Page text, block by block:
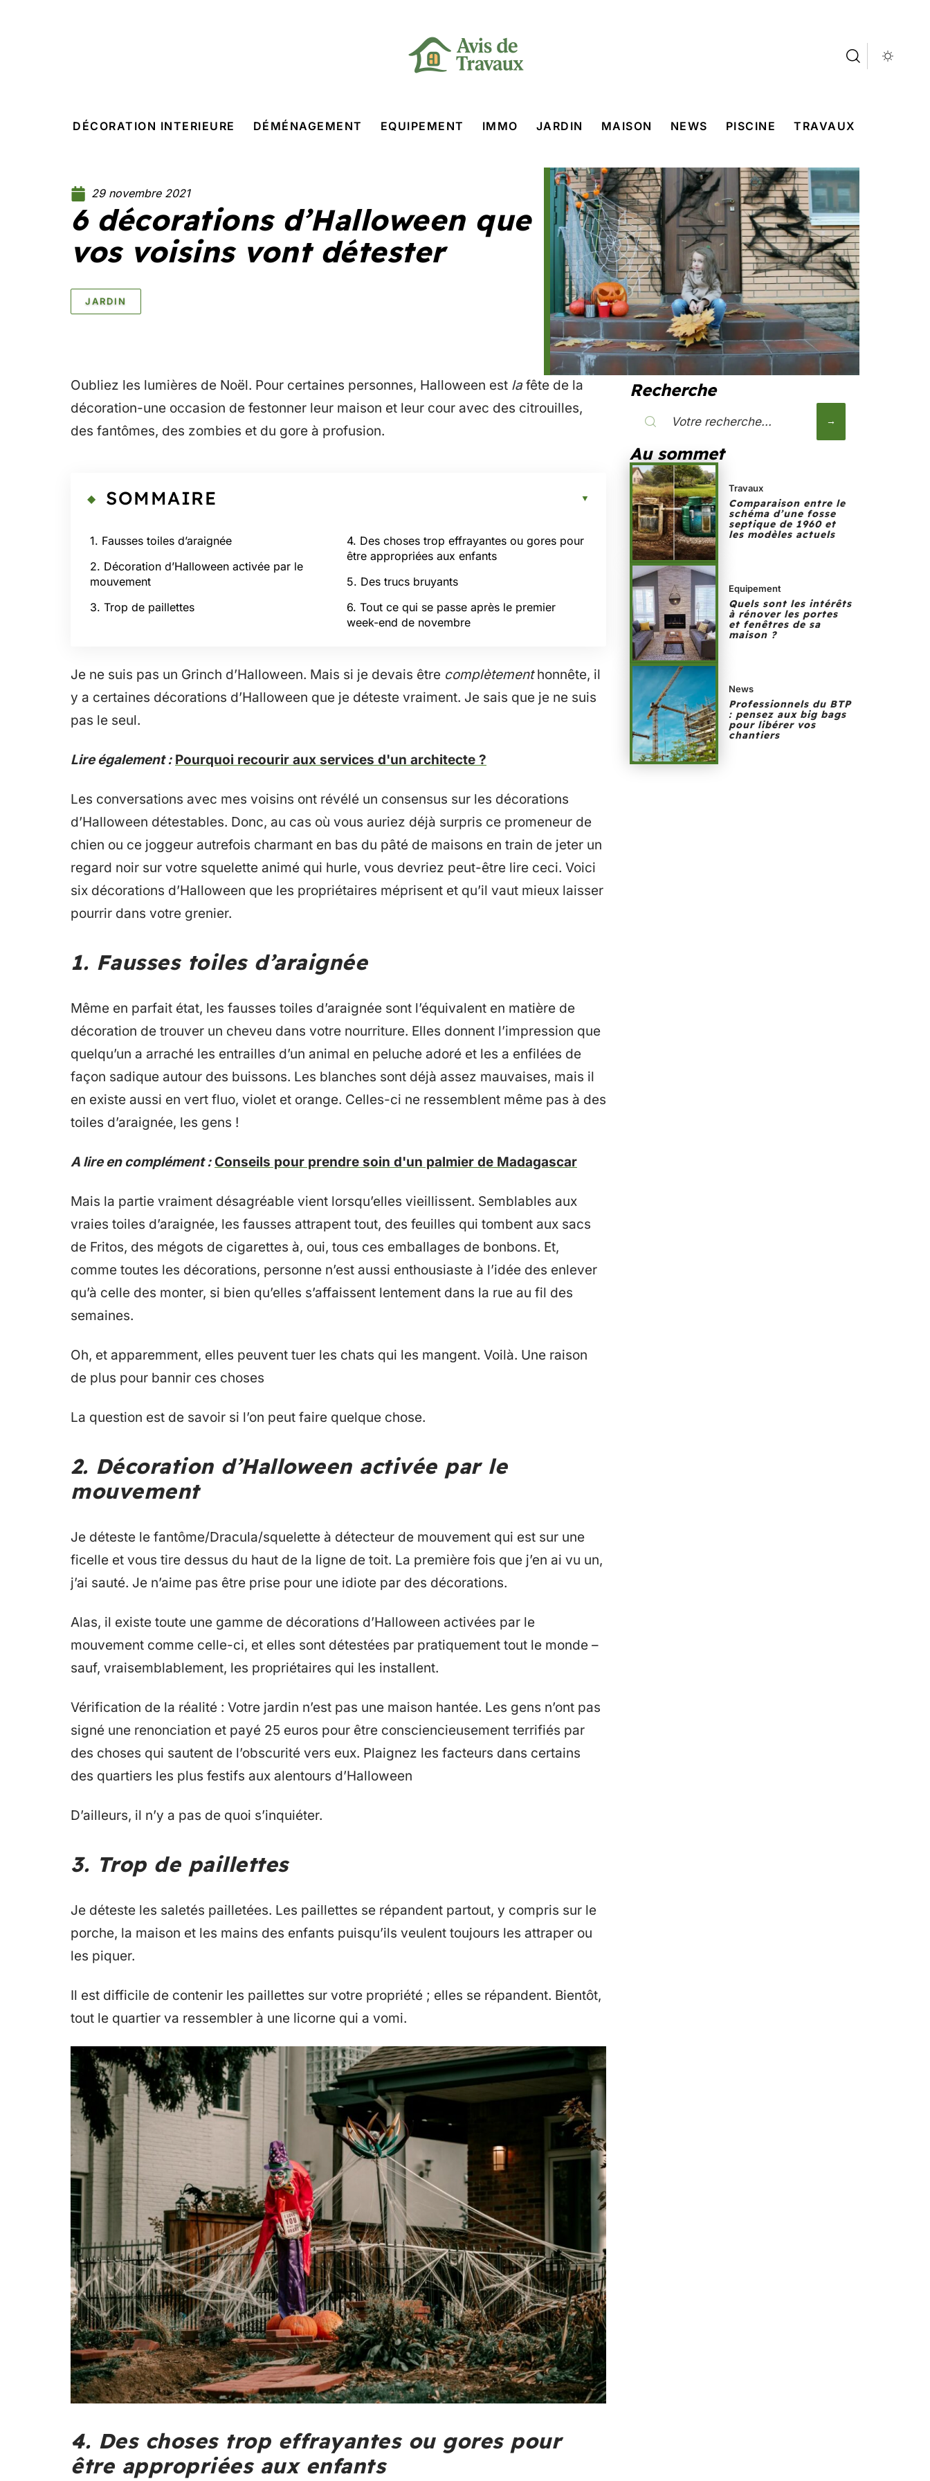
DÉCORATION INTERIEURE DÉMÉNAGEMENT EQUIPEMENT IMMO JARDIN MAISON NEWS PISCINE TRAVAUX
29 novembre 2021
6 décorations d’Halloween que
vos voisins vont détester
JARDIN
Oubliez les lumières de Noël. Pour certaines personnes, Halloween est la fête de la
décoration-une occasion de festonner leur maison et leur cour avec des citrouilles,
des fantômes, des zombies et du gore à profusion.
SOMMAIRE
1. Fausses toiles d’araignée
2. Décoration d’Halloween activée par le
mouvement
3. Trop de paillettes
4. Des choses trop effrayantes ou gores pour
être appropriées aux enfants
5. Des trucs bruyants
6. Tout ce qui se passe après le premier
week-end de novembre
Je ne suis pas un Grinch d’Halloween. Mais si je devais être complètementhonnête, il
y a certaines décorations d’Halloween que je déteste vraiment. Je sais que je ne suis
pas le seul.
Lire également : Pourquoi recourir aux services d'un architecte ?
Les conversations avec mes voisins ont révélé un consensus sur les décorations
d’Halloween détestables. Donc, au cas où vous auriez déjà surpris ce promeneur de
chien ou ce joggeur autrefois charmant en bas du pâté de maisons en train de jeter un
regard noir sur votre squelette animé qui hurle, vous devriez peut-être lire ceci. Voici
six décorations d’Halloween que les propriétaires méprisent et qu’il vaut mieux laisser
pourrir dans votre grenier.
1. Fausses toiles d’araignée
Même en parfait état, les fausses toiles d’araignée sont l’équivalent en matière de
décoration de trouver un cheveu dans votre nourriture. Elles donnent l’impression que
quelqu’un a arraché les entrailles d’un animal en peluche adoré et les a enfilées de
façon sadique autour des buissons. Les blanches sont déjà assez mauvaises, mais il
en existe aussi en vert fluo, violet et orange. Celles-ci ne ressemblent même pas à des
toiles d’araignée, les gens !
A lire en complément : Conseils pour prendre soin d'un palmier de Madagascar
Mais la partie vraiment désagréable vient lorsqu’elles vieillissent. Semblables aux
vraies toiles d’araignée, les fausses attrapent tout, des feuilles qui tombent aux sacs
de Fritos, des mégots de cigarettes à, oui, tous ces emballages de bonbons. Et,
comme toutes les décorations, personne n’est aussi enthousiaste à l’idée des enlever
qu’à celle des monter, si bien qu’elles s’affaissent lentement dans la rue au fil des
semaines.
Oh, et apparemment, elles peuvent tuer les chats qui les mangent. Voilà. Une raison
de plus pour bannir ces choses
La question est de savoir si l’on peut faire quelque chose.
2. Décoration d’Halloween activée par le
mouvement
Je déteste le fantôme/Dracula/squelette à détecteur de mouvement qui est sur une
ficelle et vous tire dessus du haut de la ligne de toit. La première fois que j’en ai vu un,
j’ai sauté. Je n’aime pas être prise pour une idiote par des décorations.
Alas, il existe toute une gamme de décorations d’Halloween activées par le
mouvement comme celle-ci, et elles sont détestées par pratiquement tout le monde –
sauf, vraisemblablement, les propriétaires qui les installent.
Vérification de la réalité : Votre jardin n’est pas une maison hantée. Les gens n’ont pas
signé une renonciation et payé 25 euros pour être consciencieusement terrifiés par
des choses qui sautent de l’obscurité vers eux. Plaignez les facteurs dans certains
des quartiers les plus festifs aux alentours d’Halloween
D’ailleurs, il n’y a pas de quoi s’inquiéter.
3. Trop de paillettes
Je déteste les saletés pailletées. Les paillettes se répandent partout, y compris sur le
porche, la maison et les mains des enfants puisqu’ils veulent toujours les attraper ou
les piquer.
Il est difficile de contenir les paillettes sur votre propriété ; elles se répandent. Bientôt,
tout le quartier va ressembler à une licorne qui a vomi.
4. Des choses trop effrayantes ou gores pour
être appropriées aux enfants
Recherche
Au sommet
Travaux
Comparaison entre le
schéma d’une fosse
septique de 1960 et
les modèles actuels
Equipement
Quels sont les intérêts
à rénover les portes
et fenêtres de sa
maison ?
News
Professionnels du BTP
: pensez aux big bags
pour libérer vos
chantiers